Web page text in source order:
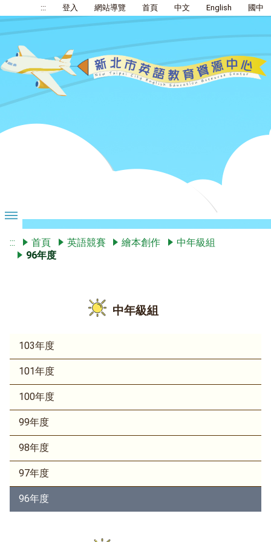
::: 登入 網站導覽 首頁 中文 English 國中
::: 首頁 英語競賽 繪本創作
中年級組
96年度
中年級組
103年度
101年度
100年度
99年度
98年度
97年度
96年度